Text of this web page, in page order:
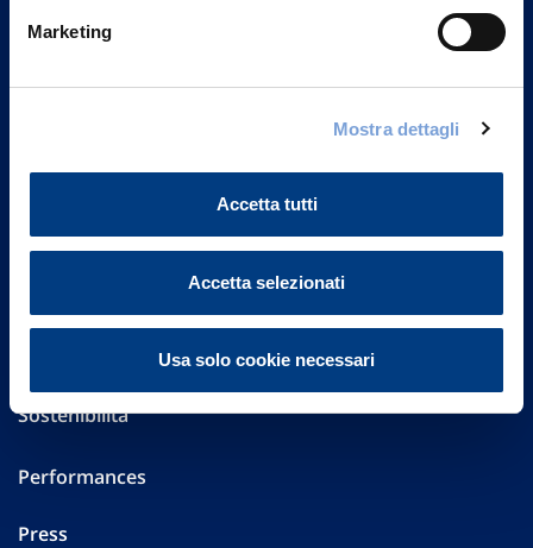
Marketing
Mostra dettagli
Accetta tutti
Accetta selezionati
Usa solo cookie necessari
Vittoria Assicurazioni S.p.A.
Governance
Altre informazioni
Sostenibilità
Performances
Press